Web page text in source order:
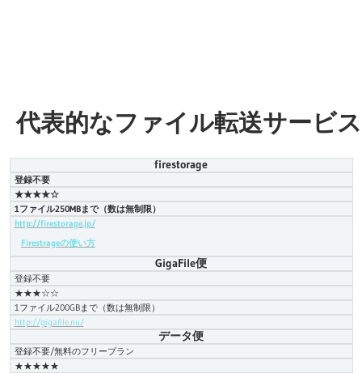
代表的なファイル転送サービス
firestorage
登録不要
★★★★☆
1ファイル250MBまで（数は無制限）
http://firestorage.jp/
Firestrageの使い方
GigaFile便
登録不要
★★★☆☆
1ファイル200GBまで（数は無制限）
http://gigafile.nu/
データ便
登録不要/無料のフリープラン
★★★★★